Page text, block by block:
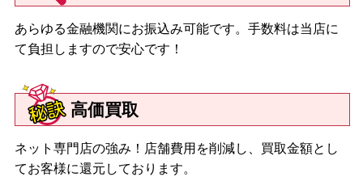
あらゆる金融機関にお振込み可能です。手数料は当店に
て負担しますので安心です！
高価買取
ネット専門店の強み！店舗費用を削減し、買取金額とし
てお客様に還元しております。